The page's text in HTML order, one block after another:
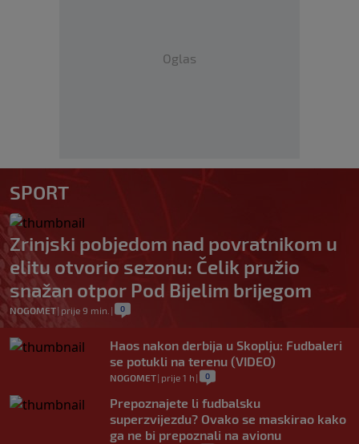
Oglas
SPORT
Zrinjski pobjedom nad povratnikom u
elitu otvorio sezonu: Čelik pružio
snažan otpor Pod Bijelim brijegom
NOGOMET| prije 9 min. | 0
Haos nakon derbija u Skoplju: Fudbaleri
se potukli na terenu (VIDEO)
NOGOMET| prije 1 h | 0
Prepoznajete li fudbalsku
superzvijezdu? Ovako se maskirao kako
ga ne bi prepoznali na avionu